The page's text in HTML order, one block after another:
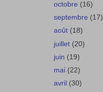
octobre (16)
septembre (17)
août (18)
juillet (20)
juin (19)
mai (22)
avril (30)